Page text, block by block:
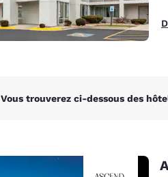
Vous trouverez ci-dessous des